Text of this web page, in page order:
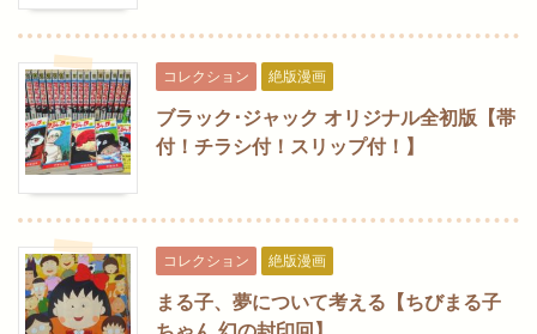
コレクション 絶版漫画
ブラック･ジャック オリジナル全初版【帯
付！チラシ付！スリップ付！】
コレクション 絶版漫画
まる子、夢について考える【ちびまる子